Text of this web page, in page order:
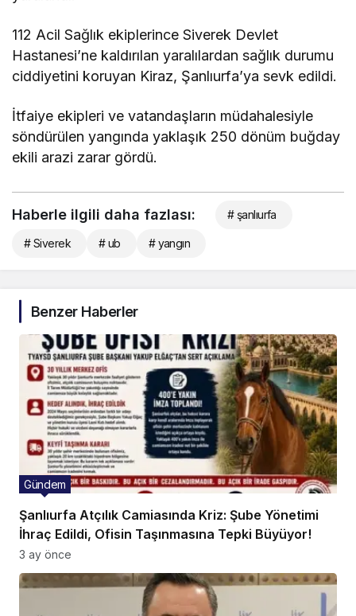
112 Acil Sağlık ekiplerince Siverek Devlet
Hastanesi’ne kaldırılan yaralılardan sağlık durumu
ciddiyetini koruyan Kiraz, Şanlıurfa’ya sevk edildi.
İtfaiye ekipleri ve vatandaşların müdahalesiyle
söndürülen yangında yaklaşık 250 dönüm buğday
ekili arazi zarar gördü.
Haberle ilgili daha fazlası: # şanlıurfa
# Siverek # ub # yangın
Benzer Haberler
Şanlıurfa Atçılık Camiasında Kriz: Şube Yönetimi
İhraç Edildi, Ofisin Taşınmasına Tepki Büyüyor!
Gündem
3 ay önce